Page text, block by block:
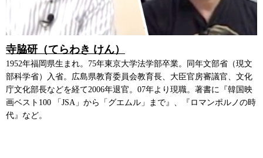
寺脇研（てらわき けん）
1952年福岡県生まれ。75年東京大学法学部卒業。同年文部省（現文
部科学省）入省。広島県教育委員会教育長、大臣官房審議官、文化
庁文化部長などを経て2006年退官。07年より現職。著書に『韓国映
画ベスト100 「JSA」から「グエムル」まで』、『ロマンポルノの時
代』など。